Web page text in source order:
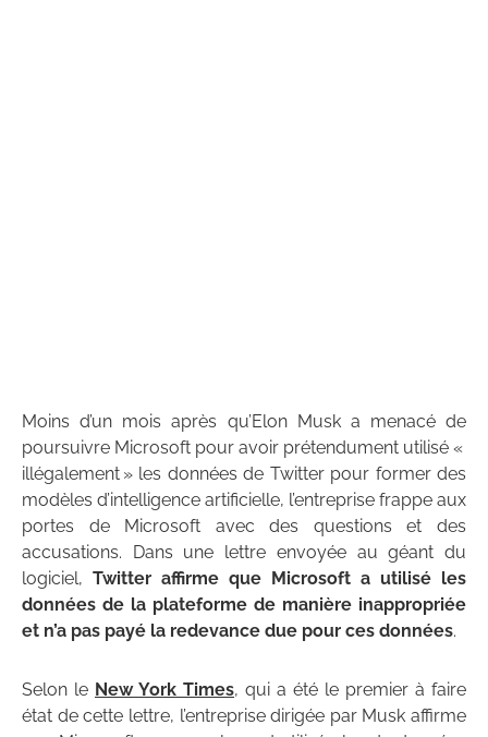
Moins d’un mois après qu’Elon Musk a menacé de
poursuivre Microsoft pour avoir prétendument utilisé «
illégalement » les données de Twitter pour former des
modèles d’intelligence artificielle, l’entreprise frappe aux
portes de Microsoft avec des questions et des
accusations. Dans une lettre envoyée au géant du
logiciel, Twitter affirme que Microsoft a utilisé les
données de la plateforme de manière inappropriée
et n’a pas payé la redevance due pour ces données.
Selon le New York Times, qui a été le premier à faire
état de cette lettre, l’entreprise dirigée par Musk affirme